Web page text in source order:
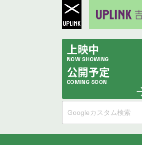
上映中
NOW SHOWING
公開予定
COMING SOON